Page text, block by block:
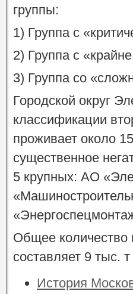
группы:
1) Группа с
2) Группа с
3) Группа со
Городской округ
классификации
проживает около
существенное
5 крупных: АО
Общее количество
составляет 9 тыс. т
История